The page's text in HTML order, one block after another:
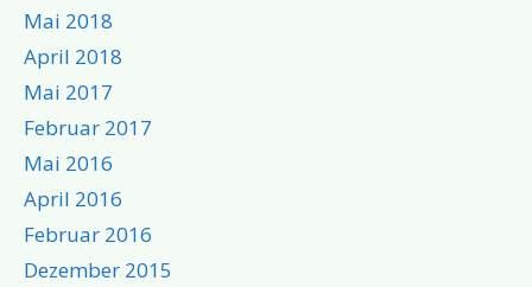
Mai 2018
April 2018
Mai 2017
Februar 2017
Mai 2016
April 2016
Februar 2016
Dezember 2015